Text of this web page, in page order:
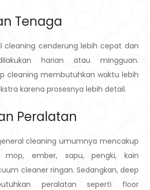
Tenaga
cleaning cenderung lebih cepat dan
harian atau mingguan.
cleaning membutuhkan waktu lebih
karena prosesnya lebih detail.
Peralatan
cleaning umumnya mencakup
mop, ember, sapu, pengki, kain
cleaner ringan. Sedangkan, deep
peralatan seperti floor